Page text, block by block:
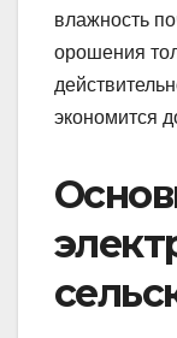
влажность
орошения
экономится